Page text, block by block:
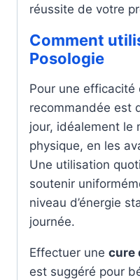
réussite de votre
Comment
Posologie
Pour une efficacité
recommandée est
jour, idéalement le
physique, en les
Une utilisation
soutenir
niveau d’énergie
journée.
Effectuer une cure
est suggéré pour